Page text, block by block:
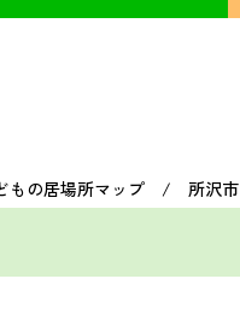
の居場所マップ / 所沢市